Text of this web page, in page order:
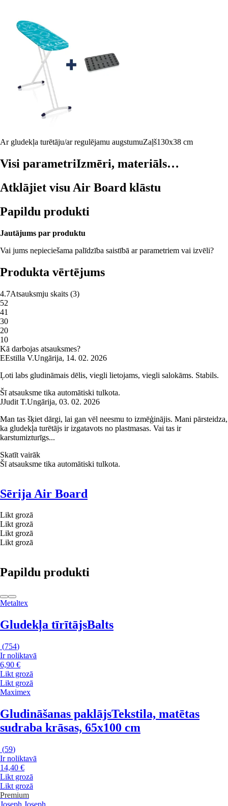
Ar gludekļa turētāju/ar regulējamu augstumuZaļš130x38 cm
Visi parametriIzmēri, materiāls…
Atklājiet visu Air Board klāstu
Papildu produkti
Jautājums par produktu
Vai jums nepieciešama palīdzība saistībā ar parametriem vai izvēli?
Produkta vērtējums
4.7Atsauksmju skaits (3)
52
41
30
20
10
Kā darbojas atsauksmes?
EEstilla V.Ungārija, 14. 02. 2026
Ļoti labs gludināmais dēlis, viegli lietojams, viegli salokāms. Stabils.
Šī atsauksme tika automātiski tulkota.
JJudit T.Ungārija, 03. 02. 2026
Man tas šķiet dārgi, lai gan vēl neesmu to izmēģinājis. Mani pārsteidza,
ka gludekļa turētājs ir izgatavots no plastmasas. Vai tas ir
karstumizturīgs...
Skatīt vairāk
Šī atsauksme tika automātiski tulkota.
Sērija Air Board
Likt grozā
Likt grozā
Likt grozā
Likt grozā
Papildu produkti
Metaltex
Gludekļa tīrītājsBalts
(754)
Ir noliktavā
6,90 €
Likt grozā
Likt grozā
Maximex
Gludināšanas paklājsTekstila, matētas
sudraba krāsas, 65x100 cm
(59)
Ir noliktavā
14,40 €
Likt grozā
Likt grozā
Premium
Joseph Joseph